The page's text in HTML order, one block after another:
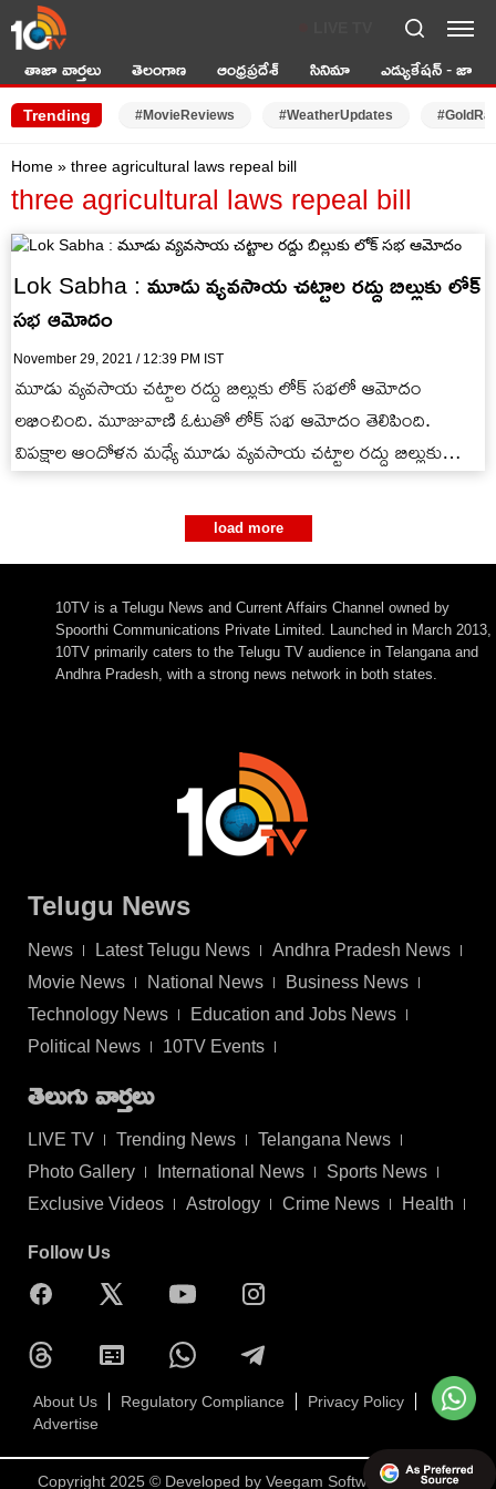
తాజా వార్తలు తెలంగాణ ఆంధ్రప్రదేశ్ సినిమా ఎడ్యుకేషన్ - జాబ్స్
Trending #MovieReviews #WeatherUpdates
Home » three agricultural laws repeal bill
three agricultural laws repeal bill
Lok Sabha : మూడు వ్యవసాయ చట్టాల రద్దు బిల్లుకు లోక్
సభ ఆమోదం
November 29, 2021 / 12:39 PM IST
మూడు వ్యవసాయ చట్టాల రద్దు బిల్లుకు లోక్ సభలో ఆమోదం
లభించింది. మూజువాణి ఓటుతో లోక్ సభ ఆమోదం తెలిపింది.
విపక్షాల ఆందోళన మధ్యే మూడు వ్యవసాయ చట్టాల రద్దు బిల్లుకు
load more
10TV is a Telugu News and Current Affairs Channel owned by
Spoorthi Communications Private Limited. Launched in March 2013,
10TV primarily caters to the Telugu TV audience in Telangana and
Andhra Pradesh, with a strong news network in both states.
Telugu News
News Latest Telugu News
Andhra Pradesh News
Movie News
National News
Business News
Technology News
Education and Jobs News
Political News
10TV Events
తెలుగు వార్తలు
LIVE TV Trending News
Telangana News
Photo Gallery
International News
Sports News
Exclusive Videos
Astrology Crime News Health
Follow Us
About Us Regulatory Compliance
Privacy Policy
Advertise
Copyright 2025 © Developed by Veegam Software Pvt Ltd.